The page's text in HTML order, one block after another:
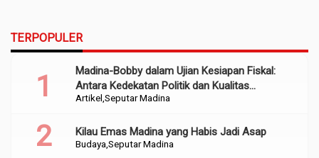
TERPOPULER
Artikel Seputar Madina
Madina-Bobby dalam Ujian Kesiapan Fiskal:
Antara Kedekatan Politik dan Kualitas
Perencanaan
Budaya Seputar Madina
Kilau Emas Madina yang Habis Jadi Asap